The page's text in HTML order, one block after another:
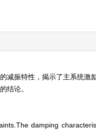
减振特性，揭示了主系统激
结论。
damping